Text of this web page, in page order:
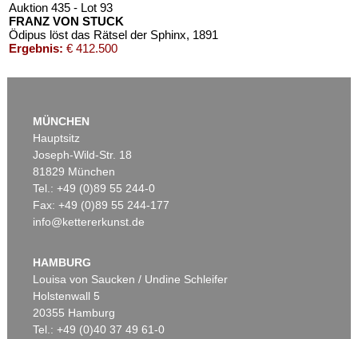
Auktion 435 - Lot 93
FRANZ VON STUCK
Ödipus löst das Rätsel der Sphinx, 1891
Ergebnis: € 412.500
Auktion 446 - Lot 20
Ergebnis:€ 375.000
MÜNCHEN
Hauptsitz
Joseph-Wild-Str. 18
81829 München
Tel.: +49 (0)89 55 244-0
Fax: +49 (0)89 55 244-177
info@kettererkunst.de
HAMBURG
Louisa von Saucken / Undine Schleifer
Holstenwall 5
20355 Hamburg
Tel.: +49 (0)40 37 49 61-0